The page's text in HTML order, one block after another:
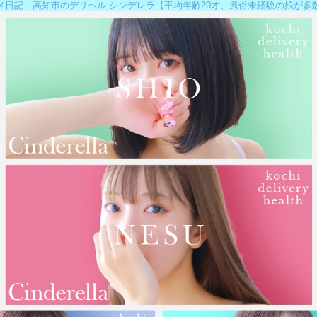
日記｜高知市のデリヘル シンデレラ【平均年齢20才、風俗未経験の娘が多